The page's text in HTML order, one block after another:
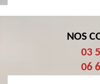
NOS
03
06